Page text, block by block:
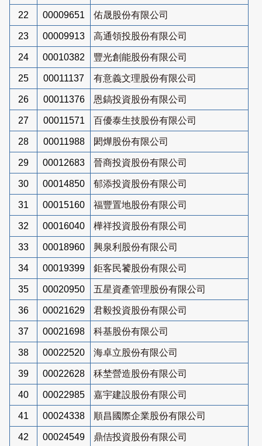
22 00009651 佑晟股份有限公司
23 00009913 高通領投股份有限公司
24 00010382 豐光創能股份有限公司
25 00011137 有意義文理股份有限公司
26 00011376 恩鎬投資股份有限公司
27 00011571 百優泰生技股份有限公司
28 00011988 閎燁股份有限公司
29 00012683 晉商投資股份有限公司
30 00014850 郁添投資股份有限公司
31 00015160 福豐置地股份有限公司
32 00016040 樺祥投資股份有限公司
33 00018960 興泉利股份有限公司
34 00019399 鉅客民饕股份有限公司
35 00020950 五星資產管理股份有限公司
36 00021629 君毅投資股份有限公司
37 00021698 科基股份有限公司
38 00022520 海卓立股份有限公司
39 00022628 秝埜營造股份有限公司
40 00022985 嘉宇建設股份有限公司
41 00024338 順昌國際企業股份有限公司
42 00024549 鼎佶投資股份有限公司